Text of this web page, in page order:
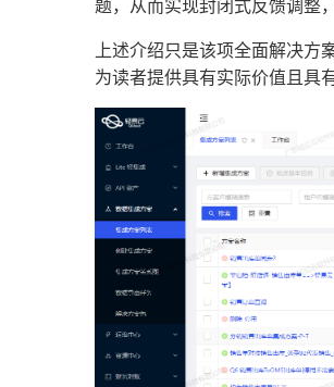
题，从而实现封闭式反馈调整
上述介绍只是该项全面解决方
为读者提供具有实际价值且具